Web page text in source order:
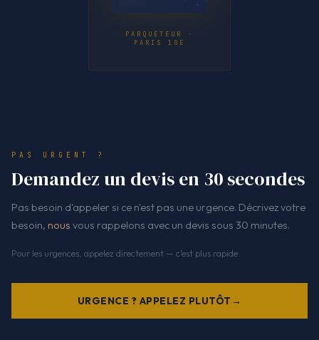
PARQUETEUR ·
PARIS 10E
PAS URGENT ?
Demandez un devis en 30 secondes
Pas besoin d'appeler si ce n'est pas une urgence. Décrivez votre
besoin, nous vous rappelons avec un devis sous 30 minutes.
Pour les urgences, appelez directement — c'est plus rapide.
URGENCE ? APPELEZ PLUTÔT